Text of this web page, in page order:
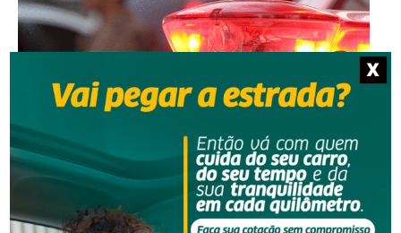
Homem é preso por descumprir medida protetiva
em Urussanga
X